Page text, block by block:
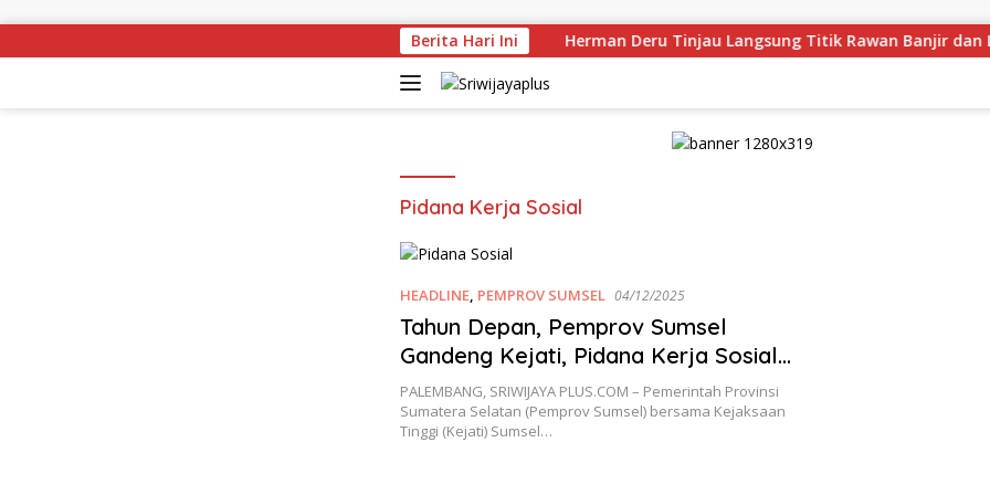
Berita Hari Ini
Herman Deru Tinjau Langsung Titik Rawan Banjir dan
Pidana Kerja Sosial
HEADLINE, PEMPROV SUMSEL 04/12/2025
Tahun Depan, Pemprov Sumsel
Gandeng Kejati, Pidana Kerja Sosial
Siap Diterapkan
PALEMBANG, SRIWIJAYA PLUS.COM – Pemerintah Provinsi
Sumatera Selatan (Pemprov Sumsel) bersama Kejaksaan
Tinggi (Kejati) Sumsel…